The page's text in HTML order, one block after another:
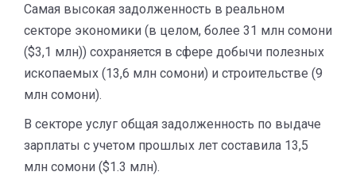
Самая высокая задолженность в реальном
секторе экономики (в целом, более 31 млн сомони
($3,1 млн)) сохраняется в сфере добычи полезных
ископаемых (13,6 млн сомони) и строительстве (9
млн сомони).
В секторе услуг общая задолженность по выдаче
зарплаты с учетом прошлых лет составила 13,5
млн сомони ($1.3 млн).